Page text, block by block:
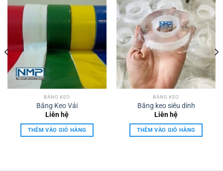
BĂNG KEO
Băng Keo Vải
Liên hệ
THÊM VÀO GIỎ HÀNG
BĂNG KEO
Băng keo siêu dính
Liên hệ
THÊM VÀO GIỎ HÀNG